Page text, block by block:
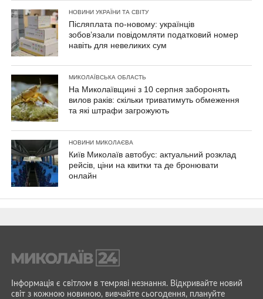
НОВИНИ УКРАЇНИ ТА СВІТУ
Післяплата по-новому: українців
зобов’язали повідомляти податковий номер
навіть для невеликих сум
МИКОЛАЇВСЬКА ОБЛАСТЬ
На Миколаївщині з 10 серпня заборонять
вилов раків: скільки триватимуть обмеження
та які штрафи загрожують
НОВИНИ МИКОЛАЄВА
Київ Миколаїв автобус: актуальний розклад
рейсів, ціни на квитки та де бронювати
онлайн
Інформація є світлом в темряві незнання. Відкривайте новий
світ з кожною новиною, вивчайте сьогодення, плануйте